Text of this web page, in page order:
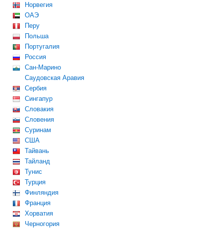
Норвегия
ОАЭ
Перу
Польша
Португалия
Россия
Сан-Марино
Саудовская Аравия
Сербия
Сингапур
Словакия
Словения
Суринам
США
Тайвань
Тайланд
Тунис
Турция
Финляндия
Франция
Хорватия
Черногория